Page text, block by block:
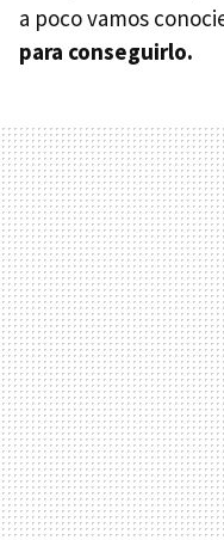
a poco vamos
para conseguirlo.